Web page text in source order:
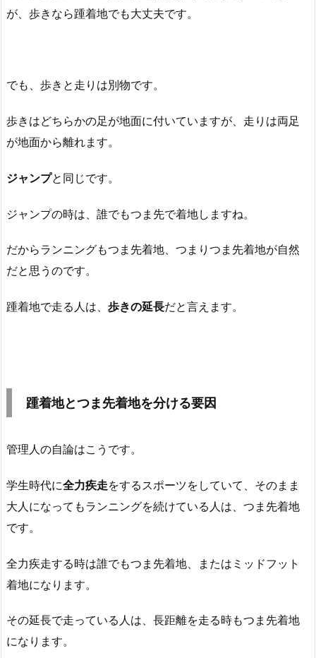
が、歩きなら踵着地でも大丈夫です。
でも、歩きと走りは別物です。
歩きはどちらかの足が地面に付いていますが、走りは両足
が地面から離れます。
ジャンプと同じです。
ジャンプの時は、誰でもつま先で着地しますね。
だからランニングもつま先着地、つまりつま先着地が自然
だと思うのです。
踵着地で走る人は、 歩きの延長だと言えます。
踵着地とつま先着地を分ける要因
管理人の自論はこうです。
学生時代に全力疾走をするスポーツをしていて、そのまま
大人になってもランニングを続けている人は、つま先着地
です。
全力疾走する時は誰でもつま先着地、またはミッドフット
着地になります。
その延長で走っている人は、長距離を走る時もつま先着地
になります。